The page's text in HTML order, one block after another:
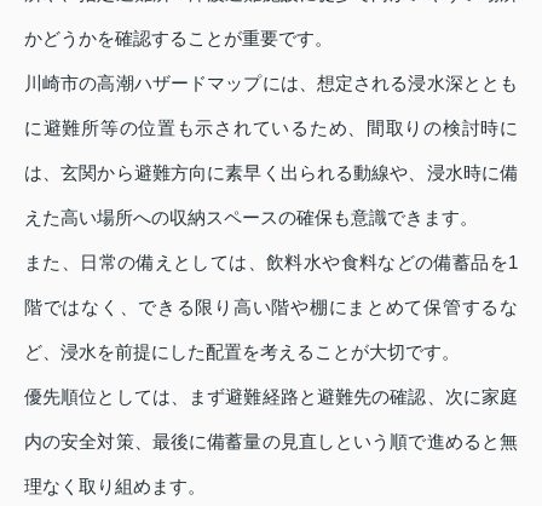
かどうかを確認することが重要です。
川崎市の高潮ハザードマップには、想定される浸水深ととも
に避難所等の位置も示されているため、間取りの検討時に
は、玄関から避難方向に素早く出られる動線や、浸水時に備
えた高い場所への収納スペースの確保も意識できます。
また、日常の備えとしては、飲料水や食料などの備蓄品を1
階ではなく、できる限り高い階や棚にまとめて保管するな
ど、浸水を前提にした配置を考えることが大切です。
優先順位としては、まず避難経路と避難先の確認、次に家庭
内の安全対策、最後に備蓄量の見直しという順で進めると無
理なく取り組めます。